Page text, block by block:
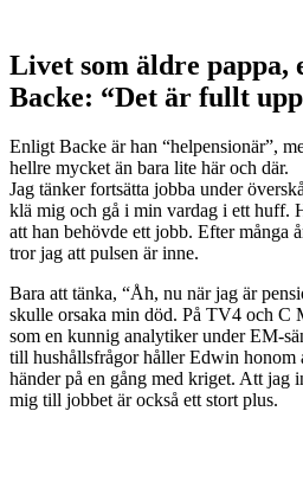
Livet som äldre pappa,
Backe: “Det är fullt
Enligt Backe är han “helpensionär”,
hellre mycket än bara lite här och där.
Jag tänker fortsätta jobba under
klä mig och gå i min vardag i ett huff.
att han behövde ett jobb. Efter många
tror jag att pulsen är inne.
Bara att tänka, “Åh, nu när jag är
skulle orsaka min död. På TV4 och C
som en kunnig analytiker under EM-
till hushållsfrågor håller Edwin
händer på en gång med kriget. Att jag
mig till jobbet är också ett stort plus.